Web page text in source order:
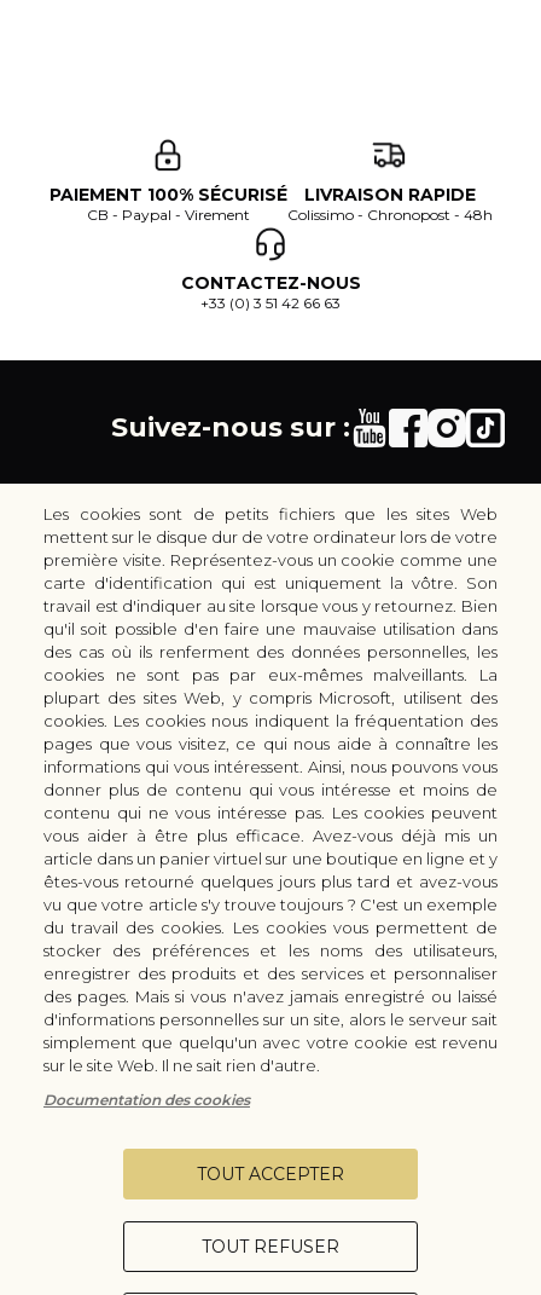
PAIEMENT 100% SÉCURISÉ
CB - Paypal - Virement
LIVRAISON RAPIDE
Colissimo - Chronopost - 48h
CONTACTEZ-NOUS
+33 (0) 3 51 42 66 63
Suivez-nous sur :
30 rue Colbert - 51100 REIMS - France
coutellerie.champenoise@gmail.com
+33 (0) 3 51 42 66 63
Boutique
LES GAMMES DE COUTEAUX KAI
LES ACCESSOIRES DE CUISINE KAI
CUTTERS & CISEAUX KAI
LES SERVICES/PRESTATIONS
Bon à savoir
Manuel d'aiguisage & entretien
Histoire du couteau japonais
Forme de lame
FAQ
Nous connaitre
Qui sommes-nous ?
Moyens de paiement
Modes de livraison
Demande de devis
Contact
Infos légales
Conditions Générales de Vente
Vie privée
Les cookies sont de petits fichiers que les sites Web
mettent sur le disque dur de votre ordinateur lors de votre
première visite. Représentez-vous un cookie comme une
carte d'identification qui est uniquement la vôtre. Son
travail est d'indiquer au site lorsque vous y retournez. Bien
qu'il soit possible d'en faire une mauvaise utilisation dans
des cas où ils renferment des données personnelles, les
cookies ne sont pas par eux-mêmes malveillants. La
plupart des sites Web, y compris Microsoft, utilisent des
cookies. Les cookies nous indiquent la fréquentation des
pages que vous visitez, ce qui nous aide à connaître les
informations qui vous intéressent. Ainsi, nous pouvons vous
donner plus de contenu qui vous intéresse et moins de
contenu qui ne vous intéresse pas. Les cookies peuvent
vous aider à être plus efficace. Avez-vous déjà mis un
article dans un panier virtuel sur une boutique en ligne et y
êtes-vous retourné quelques jours plus tard et avez-vous
vu que votre article s'y trouve toujours ? C'est un exemple
du travail des cookies. Les cookies vous permettent de
stocker des préférences et les noms des utilisateurs,
enregistrer des produits et des services et personnaliser
des pages. Mais si vous n'avez jamais enregistré ou laissé
d'informations personnelles sur un site, alors le serveur sait
simplement que quelqu'un avec votre cookie est revenu
sur le site Web. Il ne sait rien d'autre.
Documentation des cookies
TOUT REFUSER
TOUT ACCEPTER